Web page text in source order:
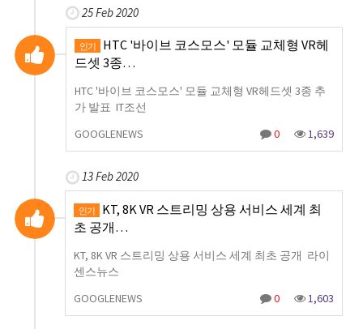
25 Feb 2020
인기
HTC '바이브 코스모스' 모듈 교체형 VR헤
드셋 3종…
HTC '바이브 코스모스' 모듈 교체형 VR헤드셋 3종 추
가 발표 IT조선
GOOGLENEWS
0 1,639
13 Feb 2020
인기
KT, 8K VR 스트리밍 상용 서비스 세계 최
초 공개…
KT, 8K VR 스트리밍 상용 서비스 세계 최초 공개 라이
센스뉴스
GOOGLENEWS
0 1,603